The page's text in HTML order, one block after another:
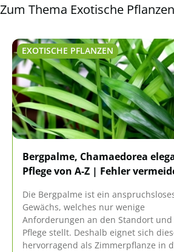
Zum Thema Exotische Pflanzen
EXOTISCHE PFLANZEN
Bergpalme, Chamaedorea
Pflege von A-Z | Fehler
Die Bergpalme ist ein
Gewächs, welches nur wenige
Anforderungen an den Standort und
Pflege stellt. Deshalb eignet sich
hervorragend als Zimmerpflanze in